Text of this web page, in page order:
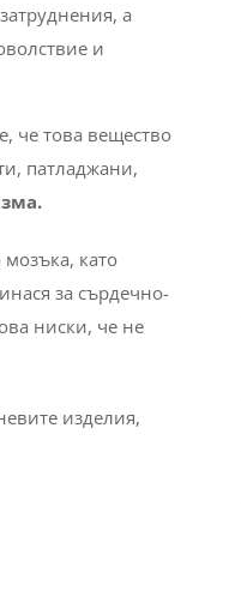
а
и
че това вещество
патладжани,
като
за сърдечно-
ниски, че не
изделия,